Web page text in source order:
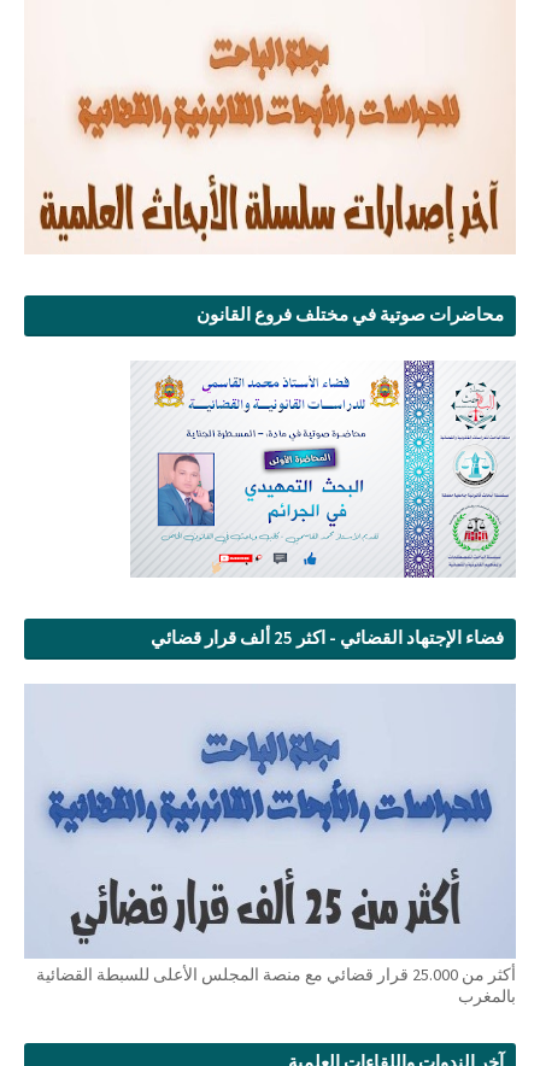
محاضرات صوتية في مختلف فروع القانون
فضاء الإجتهاد القضائي - اكثر 25 ألف قرار قضائي
أكثر من 25.000 قرار قضائي مع منصة المجلس الأعلى للسبطة القضائية
بالمغرب
آخر الندوات واللقاءات العلمية